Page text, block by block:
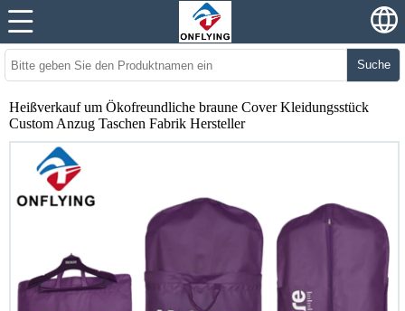
Suche
Heißverkauf um Ökofreundliche braune Cover Kleidungsstück
Custom Anzug Taschen Fabrik Hersteller